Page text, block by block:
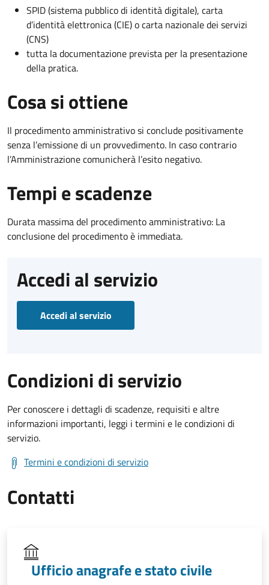
SPID (sistema pubblico di identità digitale), carta
d’identità elettronica (CIE) o carta nazionale dei servizi
(CNS)
tutta la documentazione prevista per la presentazione
della pratica.
Cosa si ottiene
Il procedimento amministrativo si conclude positivamente
senza l’emissione di un provvedimento. In caso contrario
l’Amministrazione comunicherà l’esito negativo.
Tempi e scadenze
Durata massima del procedimento amministrativo: La
conclusione del procedimento è immediata.
Accedi al servizio
Accedi al servizio
Condizioni di servizio
Per conoscere i dettagli di scadenze, requisiti e altre
informazioni importanti, leggi i termini e le condizioni di
servizio.
Termini e condizioni di servizio
Contatti
Ufficio anagrafe e stato civile